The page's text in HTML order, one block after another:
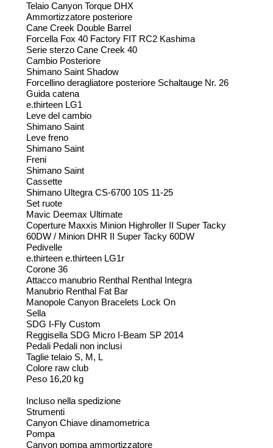
Telaio Canyon Torque DHX
Ammortizzatore posteriore
Cane Creek Double Barrel
Forcella Fox 40 Factory FIT RC2 Kashima
Serie sterzo Cane Creek 40
Cambio Posteriore
Shimano Saint Shadow
Forcellino deragliatore posteriore Schaltauge Nr. 26
Guida catena
e.thirteen LG1
Leve del cambio
Shimano Saint
Leve freno
Shimano Saint
Freni
Shimano Saint
Cassette
Shimano Ultegra CS-6700 10S 11-25
Set ruote
Mavic Deemax Ultimate
Coperture Maxxis Minion Highroller II Super Tacky
60DW / Minion DHR II Super Tacky 60DW
Pedivelle
e.thirteen e.thirteen LG1r
Corone 36
Attacco manubrio Renthal Renthal Integra
Manubrio Renthal Fat Bar
Manopole Canyon Bracelets Lock On
Sella
SDG I-Fly Custom
Reggisella SDG Micro I-Beam SP 2014
Pedali Pedali non inclusi
Taglie telaio S, M, L
Colore raw club
Peso 16,20 kg
Incluso nella spedizione
Strumenti
Canyon Chiave dinamometrica
Pompa
Canyon pompa ammortizzatore